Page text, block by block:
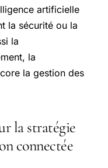
artificielle
la sécurité ou la
la
la
la gestion des
la stratégie
connectée